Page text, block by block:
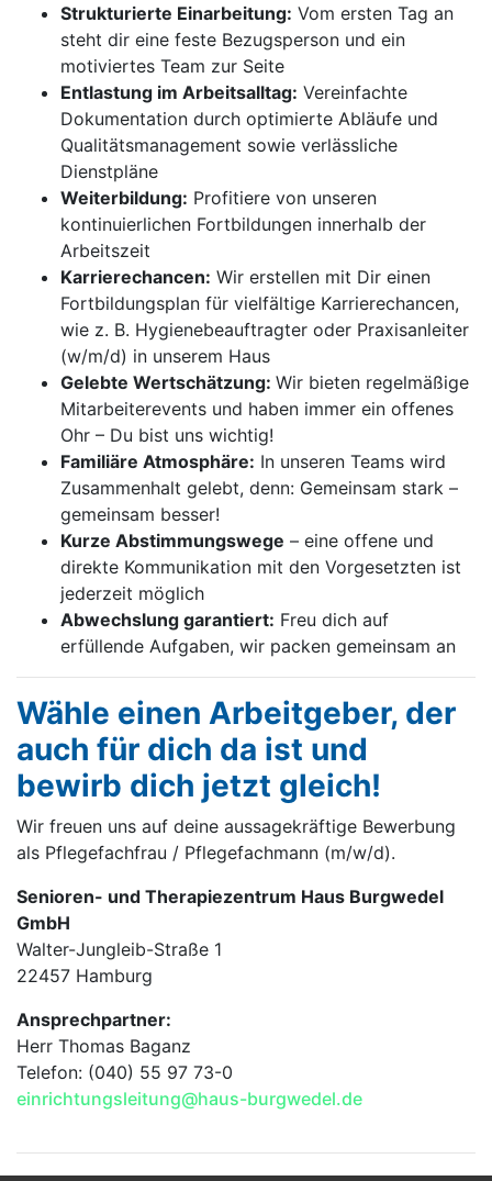
Strukturierte Einarbeitung: Vom ersten Tag an
steht dir eine feste Bezugsperson und ein
motiviertes Team zur Seite
Entlastung im Arbeitsalltag: Vereinfachte
Dokumentation durch optimierte Abläufe und
Qualitätsmanagement sowie verlässliche
Dienstpläne
Weiterbildung: Profitiere von unseren
kontinuierlichen Fortbildungen innerhalb der
Arbeitszeit
Karrierechancen: Wir erstellen mit Dir einen
Fortbildungsplan für vielfältige Karrierechancen,
wie z. B. Hygienebeauftragter oder Praxisanleiter
(w/m/d) in unserem Haus
Gelebte Wertschätzung: Wir bieten regelmäßige
Mitarbeiterevents und haben immer ein offenes
Ohr – Du bist uns wichtig!
Familiäre Atmosphäre: In unseren Teams wird
Zusammenhalt gelebt, denn: Gemeinsam stark –
gemeinsam besser!
Kurze Abstimmungswege – eine offene und
direkte Kommunikation mit den Vorgesetzten ist
jederzeit möglich
Abwechslung garantiert: Freu dich auf
erfüllende Aufgaben, wir packen gemeinsam an
Wähle einen Arbeitgeber, der
auch für dich da ist und
bewirb dich jetzt gleich!
Wir freuen uns auf deine aussagekräftige Bewerbung
als Pflegefachfrau / Pflegefachmann (m/w/d).
Senioren- und Therapiezentrum Haus Burgwedel
GmbH
Walter-Jungleib-Straße 1
22457 Hamburg
Ansprechpartner:
Herr Thomas Baganz
Telefon: (040) 55 97 73-0
einrichtungsleitung@haus-burgwedel.de